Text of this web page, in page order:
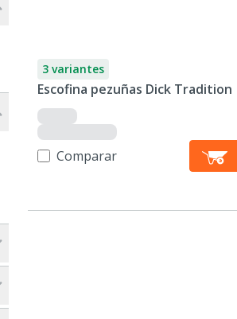
3 variantes
Escofina pezuñas Dick Tradition
Comparar